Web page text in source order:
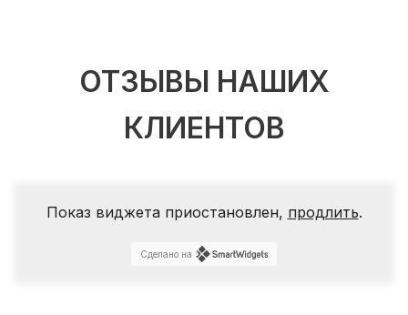
ОТЗЫВЫ НАШИХ
КЛИЕНТОВ
Показ виджета приостановлен, продлить.
Сделано на